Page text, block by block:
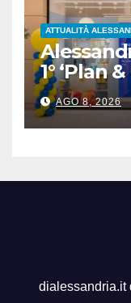
ATTUALITÀ
1° ‘Plan
AGO 8, 2026
dialessandria.it